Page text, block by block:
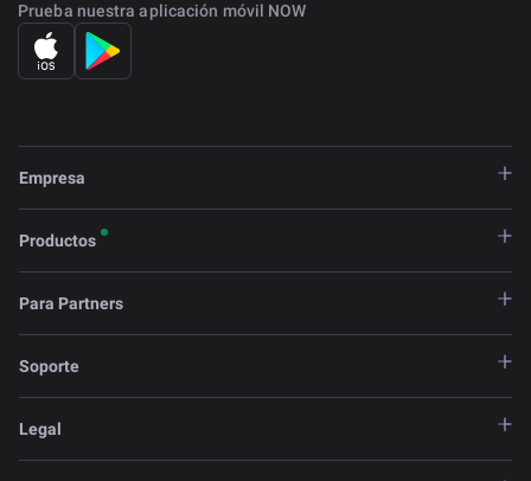
Prueba nuestra aplicación móvil NOW
Empresa
Productos
Para Partners
Soporte
Legal